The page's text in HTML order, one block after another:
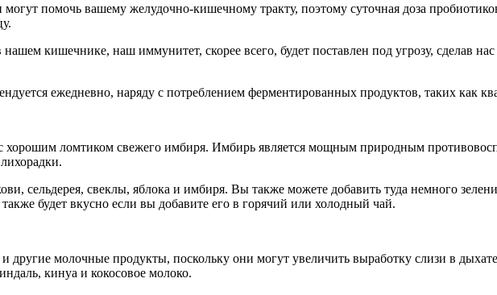
помочь вашему желудочно-кишечному тракту, поэтому суточная доза
нашем кишечнике, наш иммунитет, скорее всего, будет поставлен под угрозу, сделав
ежедневно, наряду с потреблением ферментированных продуктов, таких как
хорошим ломтиком свежего имбиря. Имбирь является мощным природным
сельдерея, свеклы, яблока и имбиря. Вы также можете добавить туда немного
будет вкусно если вы добавите его в горячий или холодный чай.
другие молочные продукты, поскольку они могут увеличить выработку слизи в
кинуа и кокосовое молоко.